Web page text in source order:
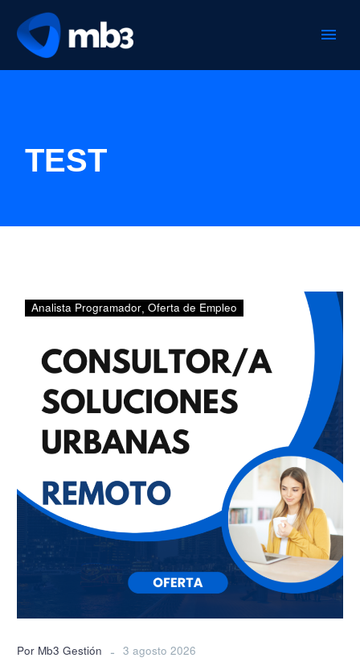
TEST
CONSULTOR/A
SOLUCIONES
Analista Programador Oferta de Empleo
Por Mb3 Gestión - 3 agosto 2026